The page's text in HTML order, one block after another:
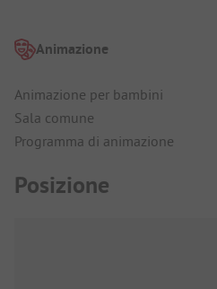
Animazione
Animazione per bambini
Sala comune
Programma di animazione
Posizione